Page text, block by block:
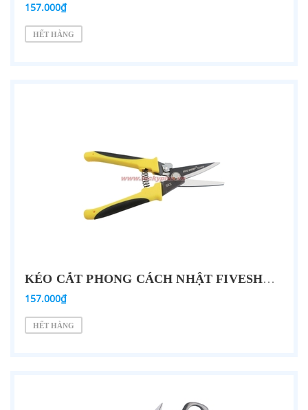
157.000₫
HẾT HÀNG
KÉO CẮT PHONG CÁCH NHẬT FIVESHEEP FJ-1018 8''/200MM
157.000₫
HẾT HÀNG